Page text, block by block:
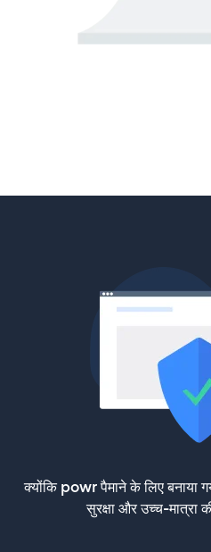
क्योंकि powr पैमाने के लिए बनाया
सुरक्षा और उच्च-मात्रा